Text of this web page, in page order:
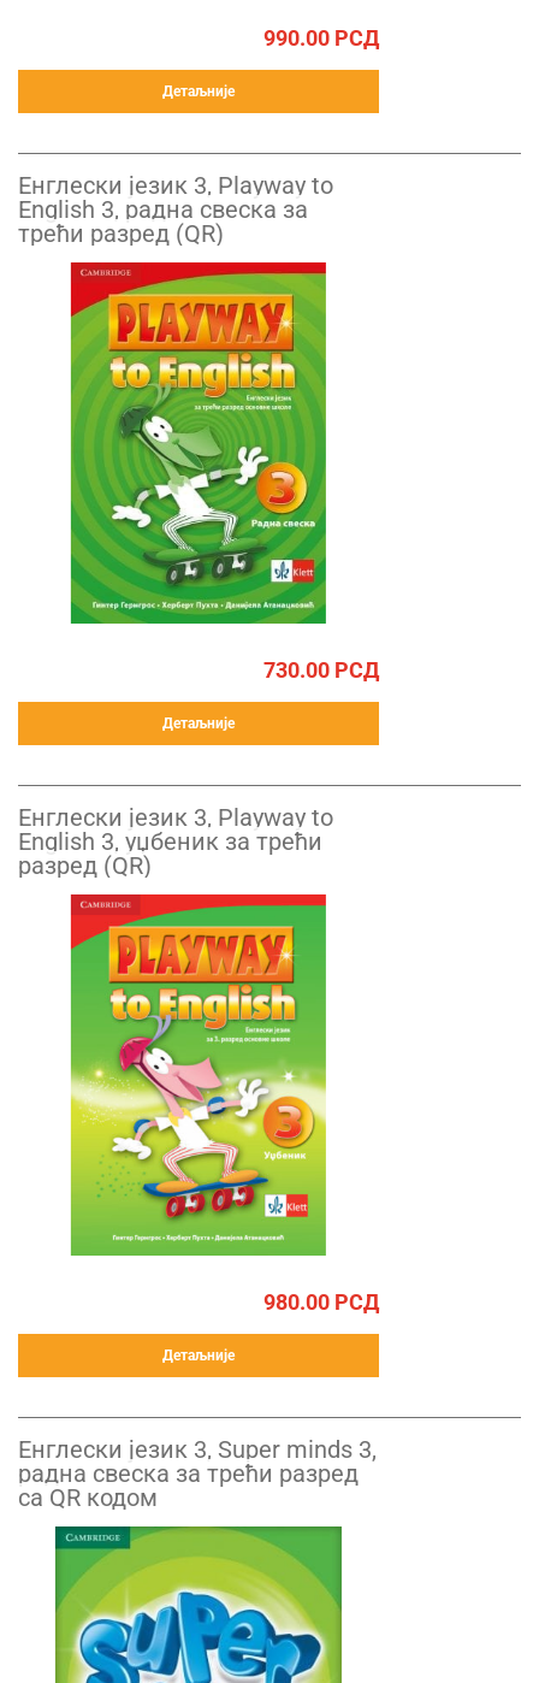
990.00 РСД
Детаљније
Енглески језик 3, Playway to
English 3, радна свеска за
трећи разред (QR)
730.00 РСД
Детаљније
Енглески језик 3, Playway to
English 3, уџбеник за трећи
разред (QR)
980.00 РСД
Детаљније
Енглески језик 3, Super minds 3,
радна свеска за трећи разред
са QR кодом